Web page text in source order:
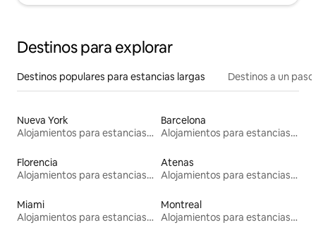
Destinos para explorar
Destinos populares para estancias largas Destinos a un
Nueva York
Alojamientos para estancias largas
Barcelona
Alojamientos para estancias largas
Florencia
Alojamientos para estancias largas
Atenas
Alojamientos para estancias largas
Miami
Alojamientos para estancias largas
Montreal
Alojamientos para estancias largas